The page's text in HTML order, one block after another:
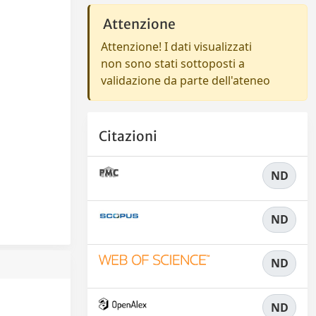
Attenzione
Attenzione! I dati visualizzati
non sono stati sottoposti a
validazione da parte dell'ateneo
Citazioni
ND
ND
ND
ND